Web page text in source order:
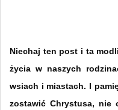
Niechaj ten post i ta
życia w naszych
wsiach i miastach. I
zostawić Chrystusa,